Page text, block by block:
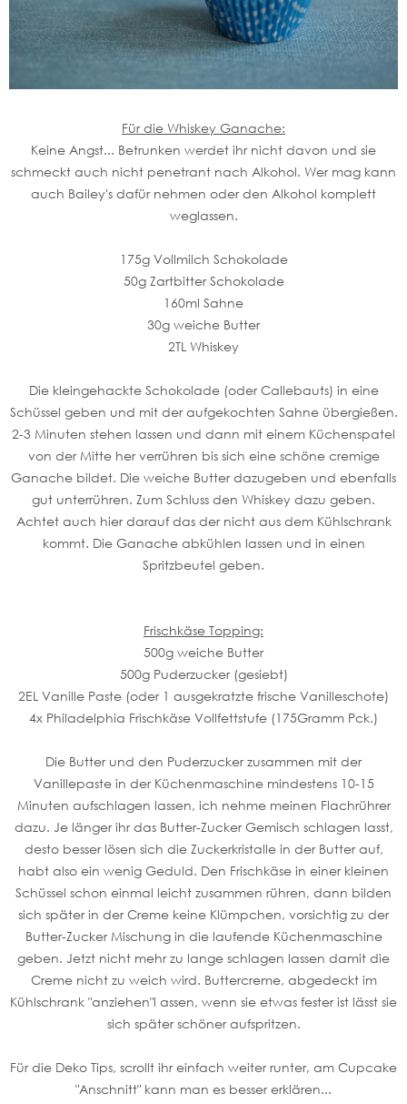
Für die Whiskey Ganache:
Keine Angst... Betrunken werdet ihr nicht davon und sie
schmeckt auch nicht penetrant nach Alkohol. Wer mag kann
auch Bailey's dafür nehmen oder den Alkohol komplett
weglassen.
175g Vollmilch Schokolade
50g Zartbitter Schokolade
160ml Sahne
30g weiche Butter
2TL Whiskey
Die kleingehackte Schokolade (oder Callebauts) in eine
Schüssel geben und mit der aufgekochten Sahne übergießen.
2-3 Minuten stehen lassen und dann mit einem Küchenspatel
von der Mitte her verrühren bis sich eine schöne cremige
Ganache bildet. Die weiche Butter dazugeben und ebenfalls
gut unterrühren. Zum Schluss den Whiskey dazu geben.
Achtet auch hier darauf das der nicht aus dem Kühlschrank
kommt. Die Ganache abkühlen lassen und in einen
Spritzbeutel geben.
Frischkäse Topping:
500g weiche Butter
500g Puderzucker (gesiebt)
2EL Vanille Paste (oder 1 ausgekratzte frische Vanilleschote)
4x Philadelphia Frischkäse Vollfettstufe (175Gramm Pck.)
Die Butter und den Puderzucker zusammen mit der
Vanillepaste in der Küchenmaschine mindestens 10-15
Minuten aufschlagen lassen, ich nehme meinen Flachrührer
dazu. Je länger ihr das Butter-Zucker Gemisch schlagen lasst,
desto besser lösen sich die Zuckerkristalle in der Butter auf,
habt also ein wenig Geduld. Den Frischkäse in einer kleinen
Schüssel schon einmal leicht zusammen rühren, dann bilden
sich später in der Creme keine Klümpchen, vorsichtig zu der
Butter-Zucker Mischung in die laufende Küchenmaschine
geben. Jetzt nicht mehr zu lange schlagen lassen damit die
Creme nicht zu weich wird. Buttercreme, abgedeckt im
Kühlschrank "anziehen"l assen, wenn sie etwas fester ist lässt sie
sich später schöner aufspritzen.
Für die Deko Tips, scrollt ihr einfach weiter runter, am Cupcake
"Anschnitt" kann man es besser erklären...